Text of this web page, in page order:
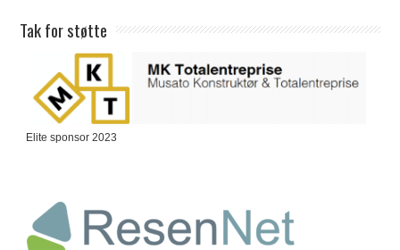
Tak for støtte
Elite sponsor 2023